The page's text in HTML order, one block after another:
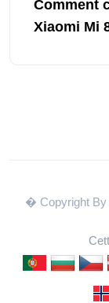
Comment
Xiaomi Mi
� Copyright By